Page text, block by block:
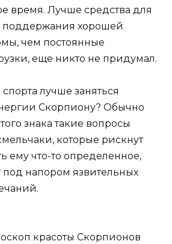
время. Лучше средства для
поддержания хорошей
чем постоянные
еще никто не придумал.
лучше заняться
Скорпиону? Обычно
знака такие вопросы
которые рискнут
ему что-то определенное,
под напором язвительных
красоты Скорпионов